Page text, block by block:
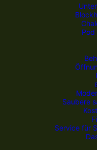
Pod
Saubere
Service für